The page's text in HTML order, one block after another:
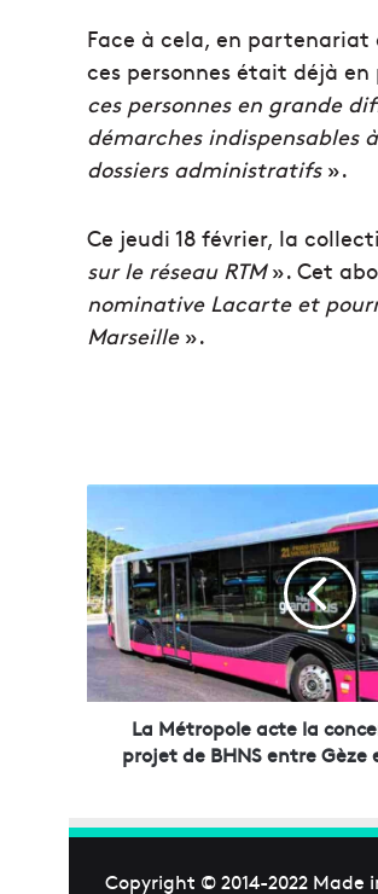
Face à cela, en
ces personnes était déjà
ces personnes en grande
démarches indispensables
dossiers administratifs».
Ce jeudi 18 février, la
sur le réseau RTM». Cet
nominative Lacarte et
Marseille».
a
M
é
t
r
o
p
o
t
La Métropole acte la
projet de BHNS entre Gèze
Copyright © 2014-2022 Made